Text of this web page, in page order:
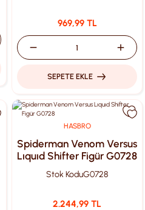
969,99 TL
SEPETE EKLE
HASBRO
Spiderman Venom Versus
Lıquıd Shifter Figür G0728
Stok KoduG0728
2.244,99 TL